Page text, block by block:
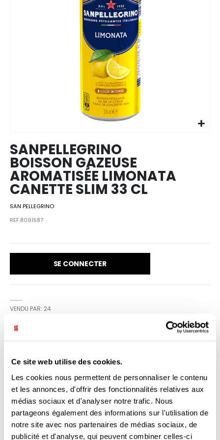
Ce site web utilise des cookies.
Les cookies nous permettent de personnaliser le contenu
et les annonces, d'offrir des fonctionnalités relatives aux
médias sociaux et d'analyser notre trafic. Nous
partageons également des informations sur l'utilisation de
notre site avec nos partenaires de médias sociaux, de
publicité et d'analyse, qui peuvent combiner celles-ci
images
gallery
SANPELLEGRINO
BOISSON GAZEUSE
AROMATISÉE LIMONATA
CANETTE SLIM 33 CL
SAN PELLEGRINO
REF.8091587
SE CONNECTER
VENDU PAR: 24
Démarquez-vous en proposant Sanpellegrino aux fruits à
vos clients ! De l'eau pétillante, une forte teneur en jus
d'agrumes mûris au soleil et récoltés principalement à la
main, pas de conservateur ajouté... des ingrédients
phares pour une recette inédite qui se cache derrière
cette canette au look délicieusement coloré !
Sanpellegrino Limonata s'intègre facilement dans vos
formules menu.